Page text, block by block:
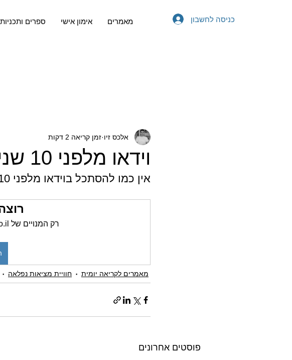
ספרים ותכניות אימון אישי מאמרים כניסה לחשבון
וידאו מלפני 10 שנים
אלכס זיו זמן קריאה 2 דקות
אין כמו להסתכל בוידאו מלפני 10 שנים ולהיות גאה על מי שהיית ומה שעשית...
רק המנויים של alexziv.co.il יכולים לקרוא את הפוסט הזה.
מאמרים לקריאה יומית חוויית מציאות נפלאה
פוסטים אחרונים